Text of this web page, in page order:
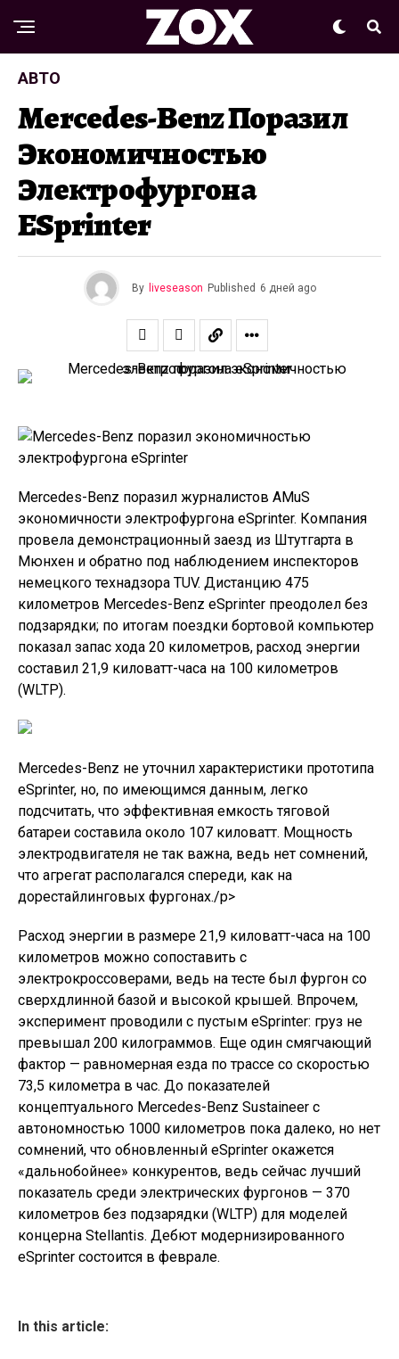
АВТО
Mercedes-Benz Поразил
Экономичностью
Электрофургона
ESprinter
By liveseason Published 6 дней ago
Mercedes-Benz поразил журналистов AMuS
экономичности электрофургона eSprinter. Компания
провела демонстрационный заезд из Штутгарта в
Мюнхен и обратно под наблюдением инспекторов
немецкого технадзора TUV. Дистанцию ​​475
километров Mercedes-Benz eSprinter преодолел без
подзарядки; по итогам поездки бортовой компьютер
показал запас хода 20 километров, расход энергии
составил 21,9 киловатт-часа на 100 километров
(WLTP).
Mercedes-Benz не уточнил характеристики прототипа
eSprinter, но, по имеющимся данным, легко
подсчитать, что эффективная емкость тяговой
батареи составила около 107 киловатт. Мощность
электродвигателя не так важна, ведь нет сомнений,
что агрегат располагался спереди, как на
дорестайлинговых фургонах./p>
Расход энергии в размере 21,9 киловатт-часа на 100
километров можно сопоставить с
электрокроссоверами, ведь на тесте был фургон со
сверхдлинной базой и высокой крышей. Впрочем,
эксперимент проводили с пустым eSprinter: груз не
превышал 200 килограммов. Еще один смягчающий
фактор — равномерная езда по трассе со скоростью
73,5 километра в час. До показателей
концептуального Mercedes-Benz Sustaineer с
автономностью 1000 километров пока далеко, но нет
сомнений, что обновленный eSprinter окажется
«дальнобойнее» конкурентов, ведь сейчас лучший
показатель среди электрических фургонов — 370
километров без подзарядки (WLTP) для моделей
концерна Stellantis. Дебют модернизированного
eSprinter состоится в феврале.
In this article: